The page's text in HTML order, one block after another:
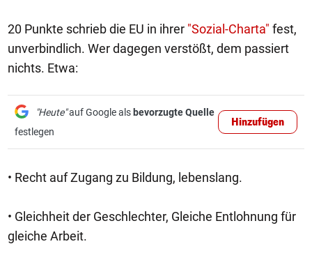
20 Punkte schrieb die EU in ihrer "Sozial-Charta" fest,
unverbindlich. Wer dagegen verstößt, dem passiert
nichts. Etwa:
"Heute"auf Google als bevorzugte Quelle
festlegen
Hinzufügen
• Recht auf Zugang zu Bildung, lebenslang.
• Gleichheit der Geschlechter, Gleiche Entlohnung für
gleiche Arbeit.